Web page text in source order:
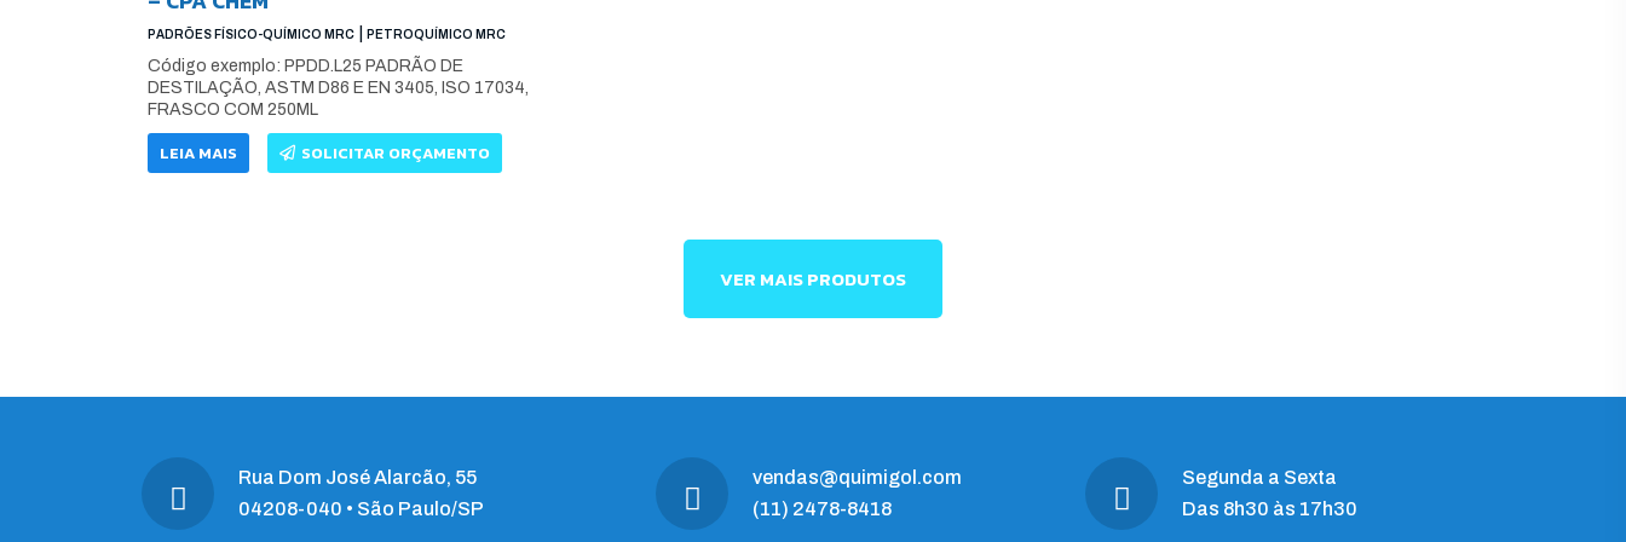
PADRÕES FÍSICO-QUÍMICO MRC PETROQUÍMICO MRC
Código exemplo: PPDD.L25 PADRÃO DE
DESTILAÇÃO, ASTM D86 E EN 3405, ISO 17034,
FRASCO COM 250ML
LEIA MAIS SOLICITAR ORÇAMENTO
VER MAIS PRODUTOS
Rua Dom José Alarcão, 55
04208-040 • São Paulo/SP
vendas@quimigol.com
(11) 2478-8418
Segunda a Sexta
Das 8h30 às 17h30